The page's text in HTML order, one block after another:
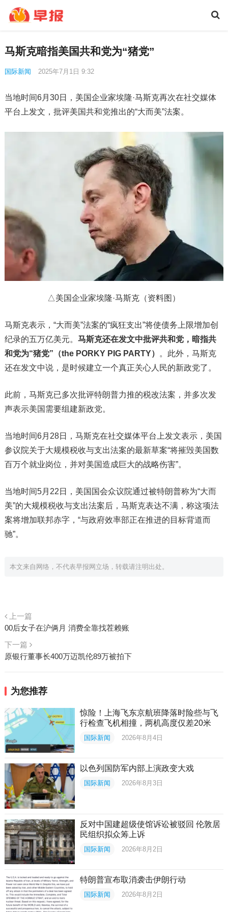
马斯克暗指美国共和党为“猪党”
国际新闻 2025年7月1日 9:32
当地时间6月30日，美国企业家埃隆·马斯克再次在社交媒体
平台上发文，批评美国共和党推出的“大而美”法案。
△美国企业家埃隆·马斯克（资料图）
马斯克表示，“大而美”法案的“疯狂支出”将使债务上限增加创
纪录的五万亿美元。 马斯克还在发文中批评共和党，暗指共
和党为“猪党”（the PORKY PIG PARTY）
。此外，马斯克
还在发文中说，是时候建立一个真正关心人民的新政党了。
此前，马斯克已多次批评特朗普力推的税改法案，并多次发
声表示美国需要组建新政党。
当地时间6月28日，马斯克在社交媒体平台上发文表示，美国
参议院关于大规模税收与支出法案的最新草案“将摧毁美国数
百万个就业岗位，并对美国造成巨大的战略伤害”。
当地时间5月22日，美国国会众议院通过被特朗普称为“大而
美”的大规模税收与支出法案后，马斯克表达不满，称这项法
案将增加联邦赤字，“与政府效率部正在推进的目标背道而
驰”。
本文来自网络，不代表早报网立场，转载请注明出处。
上一篇
00后女子在沪俩月 消费全靠找茬赖账
下一篇
原银行董事长400万迈凯伦89万被拍下
为您推荐
惊险！上海飞东京航班降落时险些与飞
行检查飞机相撞，两机高度仅差20米
国际新闻 2026年8月4日
以色列国防军内部上演政变大戏
国际新闻 2026年8月3日
反对中国建超级使馆诉讼被驳回 伦敦居
民组织拟众筹上诉
国际新闻 2026年8月2日
特朗普宣布取消袭击伊朗行动
国际新闻 2026年8月2日